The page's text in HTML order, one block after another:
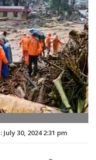
30, 2024 2:31 pm